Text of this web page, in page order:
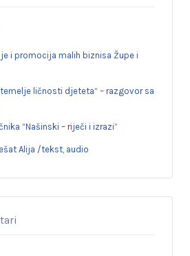
i promocija malih biznisa Župe i
temelje ličnosti djeteta“ – razgovor sa
“Našinski – riječi i izrazi”
Alija /tekst, audio